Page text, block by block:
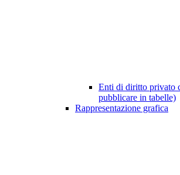
Enti di diritto privato
pubblicare in tabelle)
Rappresentazione grafica